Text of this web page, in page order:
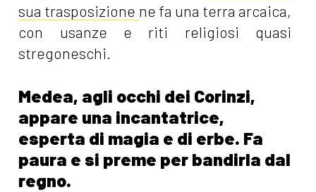
sua trasposizione ne fa una terra arcaica,
con usanze e riti religiosi quasi
stregoneschi.
Medea, agli occhi dei Corinzi,
appare una incantatrice,
esperta di magia e di erbe. Fa
paura e si preme per bandirla dal
regno.